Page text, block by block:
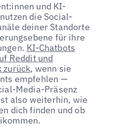
und KI-
die Social-
deiner Standorte
für ihre
KI-Chatbots
Reddit und
zurück, wenn sie
empfehlen —
Media-Präsenz
also weiterhin, wie
dich finden und ob